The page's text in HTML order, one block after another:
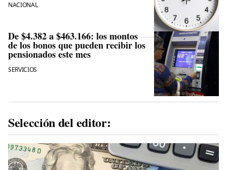
NACIONAL
De $4.382 a $463.166: los montos
de los bonos que pueden recibir los
pensionados este mes
SERVICIOS
Selección del editor: